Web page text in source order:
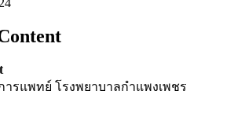
ารแพทย์ โรงพยาบาลกำแพงเพชร